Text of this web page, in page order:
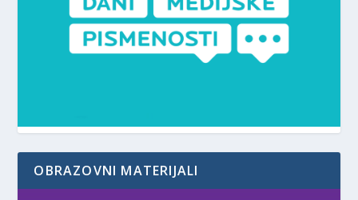
OBRAZOVNI MATERIJALI